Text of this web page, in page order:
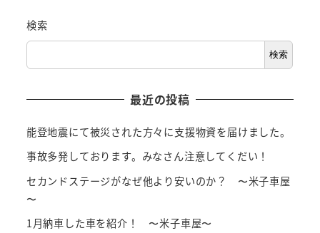
検索
検索
最近の投稿
能登地震にて被災された方々に支援物資を届けました。
事故多発しております。みなさん注意してくだい！
セカンドステージがなぜ他より安いのか？ 〜米子車屋
〜
1月納車した車を紹介！ 〜米子車屋〜